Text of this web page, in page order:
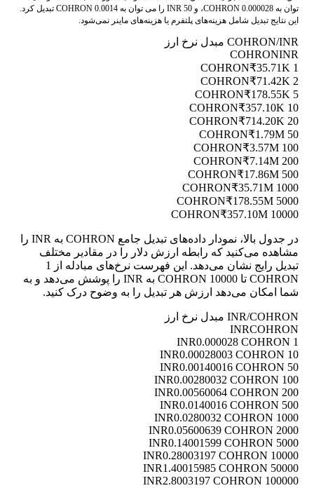
توان به 0.000028 COHRON، و 50 INR را می توان به 0.0014 COHRON تبدیل کرد.
این نتایج تبدیل شامل هزینه‌های پلتفرم یا هزینه‌های ماینر نمی‌شود.
COHRON/INR مبدل نرخ ارز
COHRONINR
1 COHRON
₹35.71K
2 COHRON
₹71.42K
5 COHRON
₹178.55K
10 COHRON
₹357.10K
20 COHRON
₹714.20K
50 COHRON
₹1.79M
100 COHRON
₹3.57M
200 COHRON
₹7.14M
500 COHRON
₹17.86M
1000 COHRON
₹35.71M
5000 COHRON
₹178.55M
10000 COHRON
₹357.10M
در جدول بالا، نمودار داده‌های تبدیل جامع COHRON به INR را
مشاهده می‌کنید که رابطه ارزش دلار را در مقادیر مختلف
تبدیل رایج نشان می‌دهد. این فهرست نرخ‌های مبادله از 1
COHRON تا 10000 COHRON به INR را پوشش می‌دهد و به
شما امکان می‌دهد ارزش هر تبدیل را به وضوح درک کنید.
INR/COHRON مبدل نرخ ارز
INRCOHRON
1 INR
0.000028 COHRON
10 INR
0.00028003 COHRON
50 INR
0.00140016 COHRON
100 INR
0.00280032 COHRON
200 INR
0.00560064 COHRON
500 INR
0.0140016 COHRON
1000 INR
0.0280032 COHRON
2000 INR
0.05600639 COHRON
5000 INR
0.14001599 COHRON
10000 INR
0.28003197 COHRON
50000 INR
1.40015985 COHRON
100000 INR
2.8003197 COHRON